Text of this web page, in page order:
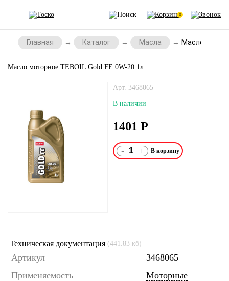
0
Главная Каталог Масла Масло
Масло моторное TEBOIL Gold FE 0W-20 1л
Арт. 3468065
В наличии
1401 Р
- +
Техническая документация (441.83 кб)
Артикул
3468065
Применяемость
Моторные